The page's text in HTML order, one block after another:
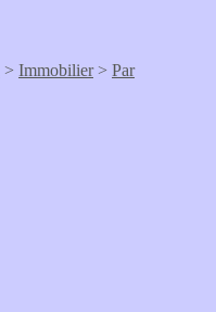
> Immobilier> Par